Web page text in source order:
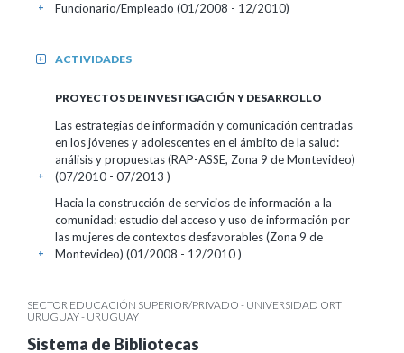
Funcionario/Empleado (01/2008 - 12/2010)
+
ACTIVIDADES
+
PROYECTOS DE INVESTIGACIÓN Y DESARROLLO
Las estrategias de información y comunicación centradas
en los jóvenes y adolescentes en el ámbito de la salud:
análisis y propuestas (RAP-ASSE, Zona 9 de Montevideo)
(07/2010 - 07/2013 )
+
Hacia la construcción de servicios de información a la
comunidad: estudio del acceso y uso de información por
las mujeres de contextos desfavorables (Zona 9 de
Montevideo) (01/2008 - 12/2010 )
+
SECTOR EDUCACIÓN SUPERIOR/PRIVADO - UNIVERSIDAD ORT
URUGUAY - URUGUAY
Sistema de Bibliotecas